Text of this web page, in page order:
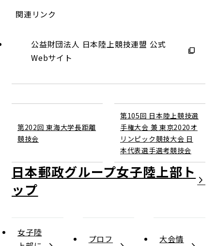
関連リンク
公益財団法人 日本陸上競技連盟 公式
Webサイト
第202回 東海大学長距離
競技会
第105回 日本陸上競技選
手権大会 兼 東京2020オ
リンピック競技大会 日
本代表選手選考競技会
日本郵政グループ女子陸上部
女子陸
プロフ 大会情